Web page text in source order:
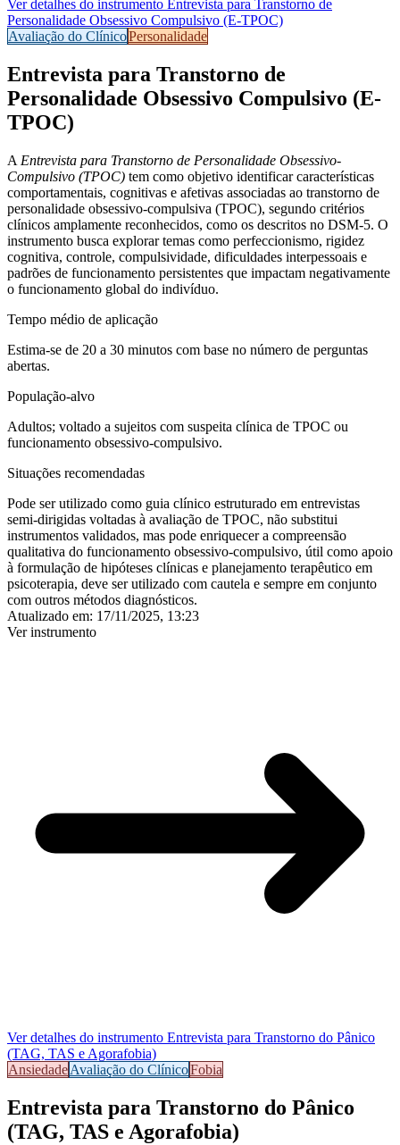
Ver detalhes do instrumento Entrevista para Transtorno de
Personalidade Obsessivo Compulsivo (E-TPOC)
Avaliação do ClínicoPersonalidade
Entrevista para Transtorno de
Personalidade Obsessivo Compulsivo (E-
TPOC)
A Entrevista para Transtorno de Personalidade Obsessivo-
Compulsivo (TPOC) tem como objetivo identificar características
comportamentais, cognitivas e afetivas associadas ao transtorno de
personalidade obsessivo-compulsiva (TPOC), segundo critérios
clínicos amplamente reconhecidos, como os descritos no DSM-5. O
instrumento busca explorar temas como perfeccionismo, rigidez
cognitiva, controle, compulsividade, dificuldades interpessoais e
padrões de funcionamento persistentes que impactam negativamente
o funcionamento global do indivíduo.
Tempo médio de aplicação
Estima-se de 20 a 30 minutos com base no número de perguntas
abertas.
População-alvo
Adultos; voltado a sujeitos com suspeita clínica de TPOC ou
funcionamento obsessivo-compulsivo.
Situações recomendadas
Pode ser utilizado como guia clínico estruturado em entrevistas
semi-dirigidas voltadas à avaliação de TPOC, não substitui
instrumentos validados, mas pode enriquecer a compreensão
qualitativa do funcionamento obsessivo-compulsivo, útil como apoio
à formulação de hipóteses clínicas e planejamento terapêutico em
psicoterapia, deve ser utilizado com cautela e sempre em conjunto
com outros métodos diagnósticos.
Atualizado em: 17/11/2025, 13:23
Ver instrumento
Ver detalhes do instrumento Entrevista para Transtorno do Pânico
(TAG, TAS e Agorafobia)
AnsiedadeAvaliação do ClínicoFobia
Entrevista para Transtorno do Pânico
(TAG, TAS e Agorafobia)